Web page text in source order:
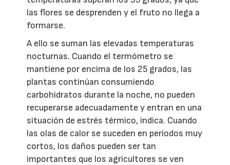
las flores se desprenden y el fruto no llega a
formarse.
A ello se suman las elevadas temperaturas
nocturnas. Cuando el termómetro se
mantiene por encima de los 25 grados, las
plantas continúan consumiendo
carbohidratos durante la noche, no pueden
recuperarse adecuadamente y entran en una
situación de estrés térmico, indica. Cuando
las olas de calor se suceden en periodos muy
cortos, los daños pueden ser tan
importantes que los agricultores se ven